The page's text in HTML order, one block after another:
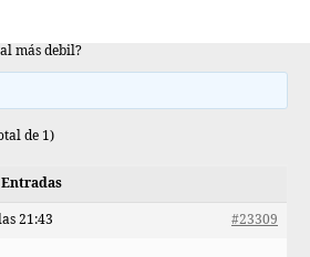
más debil?
de 1)
Entradas
21:43 #23309